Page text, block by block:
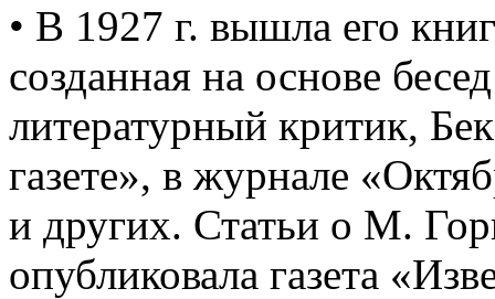
• В 1927 г. вышла его
созданная на основе
литературный критик,
газете», в журнале
и других. Статьи о М.
опубликовала газета